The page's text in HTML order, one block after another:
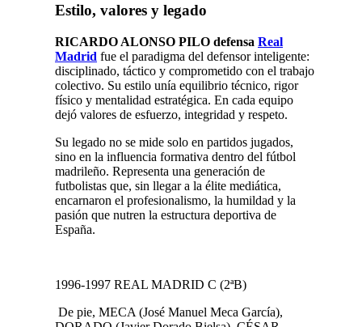
Estilo, valores y legado
RICARDO ALONSO PILO defensa Real
Madrid fue el paradigma del defensor inteligente:
disciplinado, táctico y comprometido con el trabajo
colectivo. Su estilo unía equilibrio técnico, rigor
físico y mentalidad estratégica. En cada equipo
dejó valores de esfuerzo, integridad y respeto.
Su legado no se mide solo en partidos jugados,
sino en la influencia formativa dentro del fútbol
madrileño. Representa una generación de
futbolistas que, sin llegar a la élite mediática,
encarnaron el profesionalismo, la humildad y la
pasión que nutren la estructura deportiva de
España.
1996-1997 REAL MADRID C (2ªB)
De pie, MECA (José Manuel Meca García),